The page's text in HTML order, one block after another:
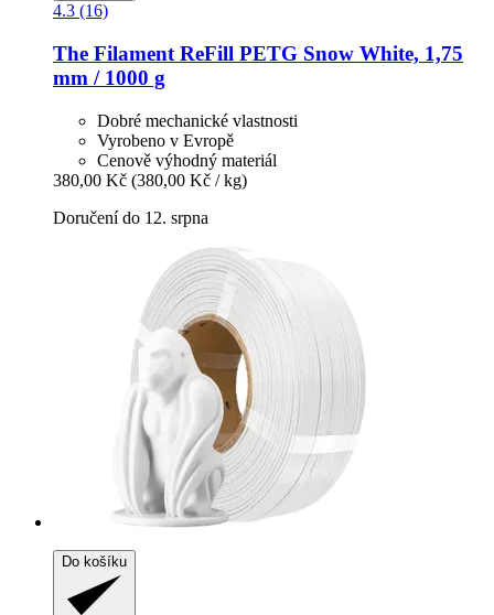
4.3 (16)
The Filament ReFill PETG Snow White, 1,75
mm / 1000 g
Dobré mechanické vlastnosti
Vyrobeno v Evropě
Cenově výhodný materiál
380,00 Kč (380,00 Kč / kg)
Doručení do 12. srpna
Do košíku